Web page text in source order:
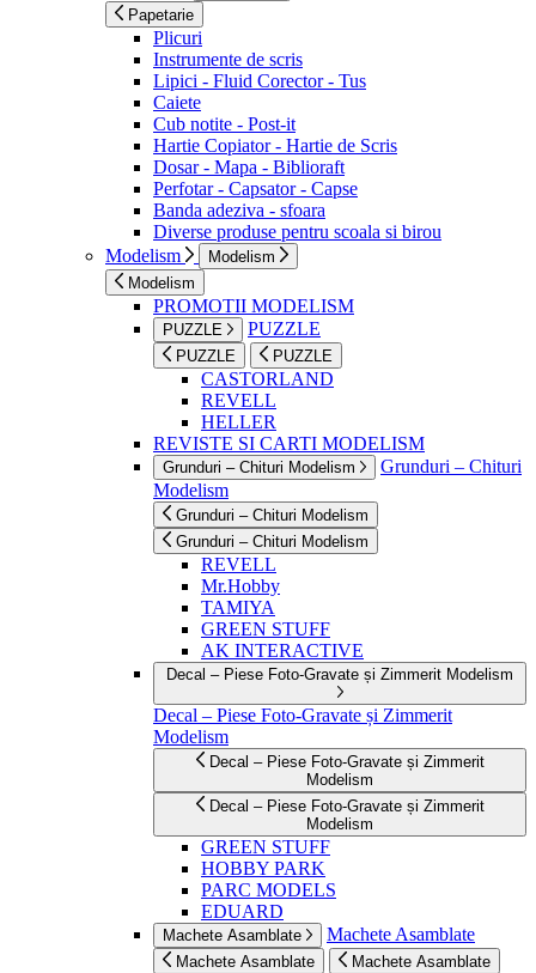
Papetarie
Plicuri
Instrumente de scris
Lipici - Fluid Corector - Tus
Caiete
Cub notite - Post-it
Hartie Copiator - Hartie de Scris
Dosar - Mapa - Biblioraft
Perfotar - Capsator - Capse
Banda adeziva - sfoara
Diverse produse pentru scoala si birou
Modelism
Modelism
Modelism
PROMOTII MODELISM
PUZZLE PUZZLE
PUZZLE PUZZLE
CASTORLAND
REVELL
HELLER
REVISTE SI CARTI MODELISM
Grunduri – Chituri Modelism
Grunduri – Chituri
Modelism
Grunduri – Chituri Modelism
Grunduri – Chituri Modelism
REVELL
Mr.Hobby
TAMIYA
GREEN STUFF
AK INTERACTIVE
Decal – Piese Foto-Gravate și Zimmerit Modelism
Decal – Piese Foto-Gravate și Zimmerit
Modelism
Decal – Piese Foto-Gravate și Zimmerit
Modelism
Decal – Piese Foto-Gravate și Zimmerit
Modelism
GREEN STUFF
HOBBY PARK
PARC MODELS
EDUARD
Machete Asamblate Machete Asamblate
Machete Asamblate Machete Asamblate